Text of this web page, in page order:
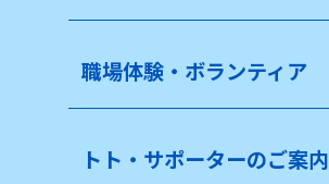
職場体験・ボランティア
トト・サポーターのご案内